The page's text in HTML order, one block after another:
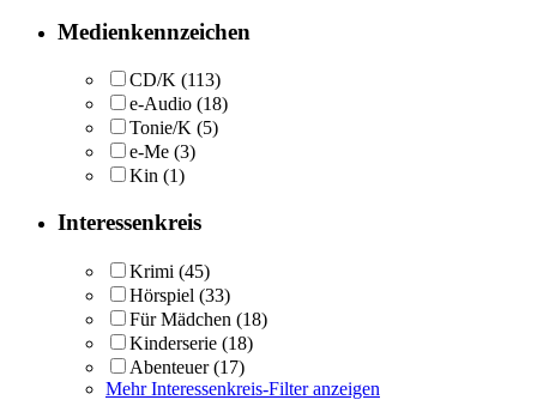
Medienkennzeichen
CD/K (113)
e-Audio (18)
Tonie/K (5)
e-Me (3)
Kin (1)
Interessenkreis
Krimi (45)
Hörspiel (33)
Für Mädchen (18)
Kinderserie (18)
Abenteuer (17)
Mehr Interessenkreis-Filter anzeigen